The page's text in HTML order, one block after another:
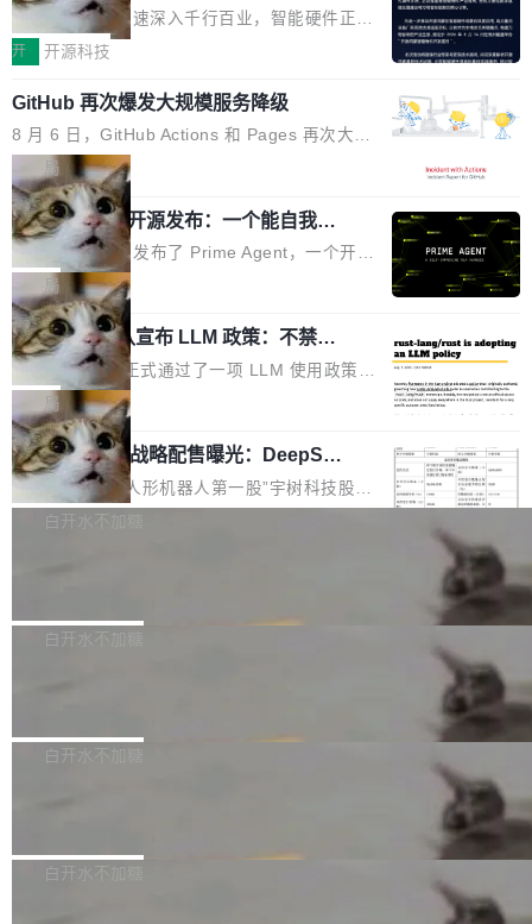
看起来最令人兴奋的论文，那它们大部分都是过
度宣传的。」 这才是真正的痛点。不是所有论文
都有问题，是最吸引眼球的那批论文最有问题。
他引用的帖子来自 Mathew Shen，一位 ICLR 2
026 的读者：「看了篇 ...
工作过。近日他在 X 上发了一条帖子，列出了他
认为现代 AI 领域最重要的三个开源项目。 第一
个名字毫无悬念：Flash Attention 2。 Hieu 的
理由很具体。FA 系列不需要解释，但 FA2 是他
认为最重要的一个——复杂度恰到好处，刚好能
驱动你去学 CuTe，但还没被那些"邪恶的" Hopp
er++ 优化所淹没，足够容易修改和适配。 更关
键的是 FA2 的持久性...
硬件开发者日杭州站即将举行
随着万物智联加速深入千行百业，智能硬件正从
单点设备迈向智能化、网联化、协同化发展。作
鸿蒙通过统一技术底座和分布式能力，为不同类
型智能设备的开发、连接与互联提供关键支撑，
也为产业链企业探索产品创新与商业增长打开新
的空间。 8月14日，开源鸿蒙智能硬件开发者日
（OHDD：OpenHarmony Hardware Develope
r Day）将在杭州启航。活动面向智能硬件产业
链企业和开发者，邀请行业专家与资深技术顾
问，围绕开源鸿蒙技术能力、设备适配、芯片适
配、功耗与稳定性调优、兼容性测评及统一互联
等内容展开系统讲解和实战交流，帮助企业进一
步了解开源鸿蒙在智能...
开 开源科技
GitHub 再次爆发大规模服务降级
8 月 6 日，GitHub Actions 和 Pages 再次大规
模服务降级，Actions 完全不可用超过 5 小时，
webhook 停发，连自托管 runner 也因调度层故
障无法工作。Pages、Copilot code review、C
opilot coding agent 全部受影响。从检测到完全
恢复，大约 12 小时。 这是 2026 年 8 月的第六
起事故，其中四起与 AI/Copilot 服务相关。 Git
Hub 员工 kdaigle 在 HN 讨论中贴出了一组数
据：2025 年全年 10 亿次 commit。现在，每周
2.75 亿次，全年预计 140 亿次。GitHub...
局
Prime Agent 开源发布：一个能自我改
进的编程 Agent，ARC-AGI 3 超越人类
专家基线
Prime Intellect 发布了 Prime Agent，一个开源
的编程 Agent Harness，核心设计围绕两个抽
象：Recursive Language Model（RLM）和 C
ontinual Harness。在 ARC-AGI 3 基准测试
上，Prime Agent + Opus 5 的组合达到了 95.
5% RHAE Best@1，超过了 ARC 报告的人类专
家基线 95.4%。 不是又一个 coding agent 包装
器 Prime Agent 的架构和市面上大多数 coding
agent 有本质区别。大多数 agent harness 的设
计是基于早期模型的能力—...
局
Rust 项目团队宣布 LLM 政策：不禁
止，但你要承认哪些代码不是你写的
Rust 语言项目正式通过了一项 LLM 使用政策，
覆盖 rust-lang/rust 单一仓库的代码贡献。这不
是项目级别的官方立场，目前由五个团队采纳，
但它可能是主流开源项目中关于 AI 辅助贡献最
细致的一份规则。 政策的核心只有一句话：LLM
可以用来分析、提炼、审阅、建议，但不能用来
不得生成涉及安全性的关键变更，除非作者本身
局
宇树科技 IPO 战略配售曝光：DeepSe
ek 获配 93.3 万股，锁定 36 个月
8月6日晚间，“人形机器人第一股”宇树科技股份
有限公司披露IPO发行价格及战略配售结果，杭
36个月。 公告显示，本次宇树科技战略配售对
员工参与设立的专项资产管理计划。其中，Dee
获配9...
白开水不加糖
Bug fixes and enhancements 修复多次传递同
一个回归问题，该问题导致拉取镜像时会拒绝包
题，该问题可能导致在旧版 Linux 内核...
白开水不加糖
e 孵化器项目管理委员会（IPMC）投票中获得
P）！这一里程碑不仅标志着 Fluss 迈入新的发
白开水不加糖
长期停止内容更新，未能实现其作为“AI版维基百
白开水不加糖